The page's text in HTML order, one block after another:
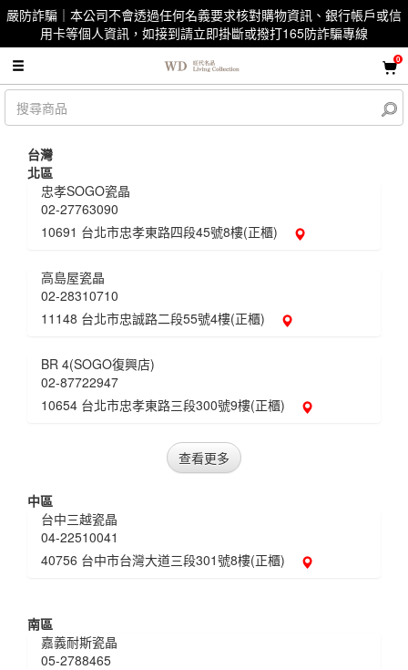
嚴防詐騙｜本公司不會透過任何名義要求核對購物資訊、銀行帳戶或信
用卡等個人資訊，如接到請立即掛斷或撥打165防詐騙專線
0
台灣
北區
忠孝SOGO瓷晶
02-27763090
10691 台北市忠孝東路四段45號8樓(正櫃)
高島屋瓷晶
02-28310710
11148 台北市忠誠路二段55號4樓(正櫃)
BR 4(SOGO復興店)
02-87722947
10654 台北市忠孝東路三段300號9樓(正櫃)
查看更多
中區
台中三越瓷晶
04-22510041
40756 台中市台灣大道三段301號8樓(正櫃)
南區
嘉義耐斯瓷晶
05-2788465